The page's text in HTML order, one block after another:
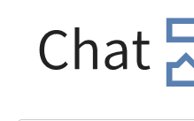
content